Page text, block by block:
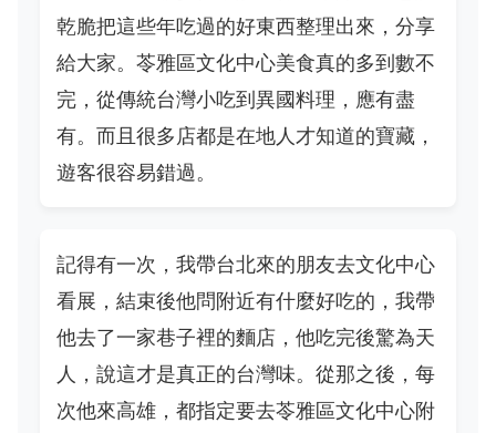
乾脆把這些年吃過的好東西整理出來，分享
給大家。苓雅區文化中心美食真的多到數不
完，從傳統台灣小吃到異國料理，應有盡
有。而且很多店都是在地人才知道的寶藏，
遊客很容易錯過。
記得有一次，我帶台北來的朋友去文化中心
看展，結束後他問附近有什麼好吃的，我帶
他去了一家巷子裡的麵店，他吃完後驚為天
人，說這才是真正的台灣味。從那之後，每
次他來高雄，都指定要去苓雅區文化中心附